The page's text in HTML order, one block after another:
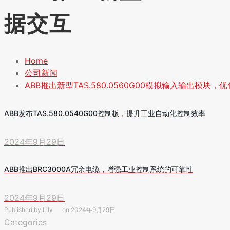
据交互
Home
公司新闻
ABB推出新型TAS.580.0560G00模拟输入输出模块，优
ABB发布TAS.580.0540G00控制板，提升工业自动化控制效率
2024年9月29日
ABB推出BRC3000A冗余电缆，增强工业控制系统的可靠性
2024年9月29日
Published by Lily on 2024年9月29日
Categories